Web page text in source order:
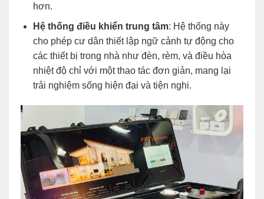
hơn.
Hệ thống điều khiển trung tâm: Hệ thống này
cho phép cư dân thiết lập ngữ cảnh tự động cho
các thiết bị trong nhà như đèn, rèm, và điều hòa
nhiệt độ chỉ với một thao tác đơn giản, mang lại
trải nghiệm sống hiện đại và tiện nghi.